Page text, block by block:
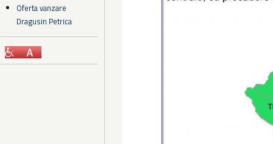
Oferta vanzare
Dragusin Petrica